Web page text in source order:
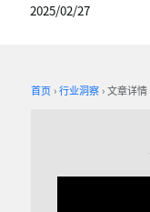
2025/02/27
首页 行业洞察 文章详情